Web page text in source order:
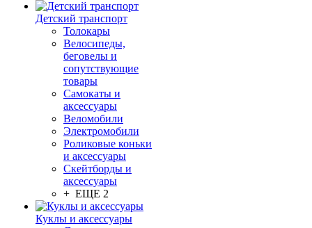
Детский транспорт
Толокары
Велосипеды,
беговелы и
сопутствующие
товары
Самокаты и
аксессуары
Веломобили
Электромобили
Роликовые коньки
и аксессуары
Скейтборды и
аксессуары
+ ЕЩЕ 2
Куклы и аксессуары